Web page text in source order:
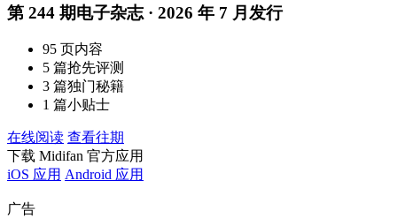
第 244 期电子杂志 · 2026 年 7 月发行
95 页内容
5 篇抢先评测
3 篇独门秘籍
1 篇小贴士
在线阅读 查看往期
下载 Midifan 官方应用
iOS 应用 Android 应用
广告